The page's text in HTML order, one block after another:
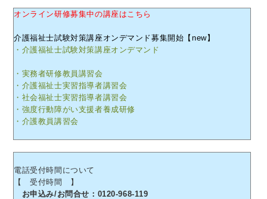
オンライン研修募集中の講座はこちら
介護福祉士試験対策講座オンデマンド募集開始【new】
・介護福祉士試験対策講座オンデマンド
・実務者研修教員講習会
・介護福祉士実習指導者講習会
・社会福祉士実習指導者講習会
・強度行動障がい支援者養成研修
・介護教員講習会
電話受付時間について
【 受付時間 】
お申込み/お問合せ：0120-968-119